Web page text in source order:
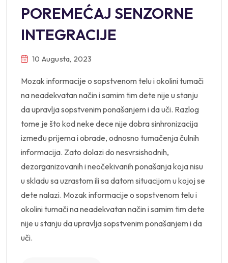
POREMEĆAJ SENZORNE
INTEGRACIJE
10 Augusta, 2023
Mozak informacije o sopstvenom telu i okolini tumači
na neadekvatan način i samim tim dete nije u stanju
da upravlja sopstvenim ponašanjem i da uči. Razlog
tome je što kod neke dece nije dobra sinhronizacija
između prijema i obrade, odnosno tumačenja čulnih
informacija. Zato dolazi do nesvrsishodnih,
dezorganizovanih i neočekivanih ponašanja koja nisu
u skladu sa uzrastom ili sa datom situacijom u kojoj se
dete nalazi. Mozak informacije o sopstvenom telu i
okolini tumači na neadekvatan način i samim tim dete
nije u stanju da upravlja sopstvenim ponašanjem i da
uči.